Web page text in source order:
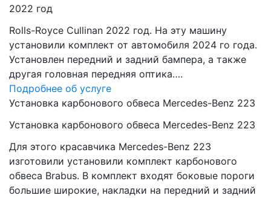
2022 год
Rolls-Royce Cullinan 2022 год. На эту машину
установили комплект от автомобиля 2024 го года.
Установлен передний и задний бампера, а также
другая головная передняя оптика….
Подробнее об услуге
Установка карбонового обвеса Mercedes-Benz 223
Установка карбонового обвеса Mercedes-Benz 223
Для этого красавчика Mercedes-Benz 223
изготовили установили комплект карбонового
обвеса Brabus. В комплект входят боковые пороги
большие широкие, накладки на передний и задний